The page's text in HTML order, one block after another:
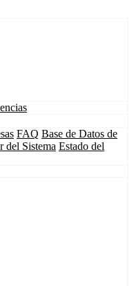
FAQ Base de Datos de
del Sistema Estado del